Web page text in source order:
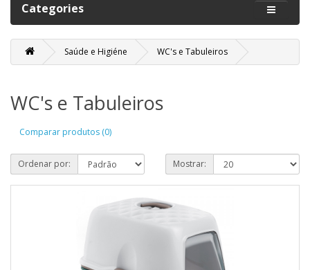
Categories
Saúde e Higiéne WC's e Tabuleiros
WC's e Tabuleiros
Comparar produtos (0)
Ordenar por: Mostrar: